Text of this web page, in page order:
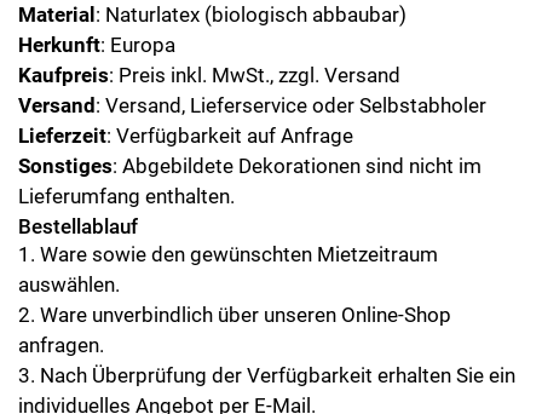
Material: Naturlatex (biologisch abbaubar)
Herkunft: Europa
Kaufpreis: Preis inkl. MwSt., zzgl. Versand
Versand: Versand, Lieferservice oder Selbstabholer
Lieferzeit: Verfügbarkeit auf Anfrage
Sonstiges: Abgebildete Dekorationen sind nicht im
Lieferumfang enthalten.
Bestellablauf
1. Ware sowie den gewünschten Mietzeitraum
auswählen.
2. Ware unverbindlich über unseren Online-Shop
anfragen.
3. Nach Überprüfung der Verfügbarkeit erhalten Sie ein
individuelles Angebot per E-Mail.